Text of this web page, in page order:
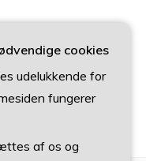
cookies
udelukkende for
fungerer
af os og